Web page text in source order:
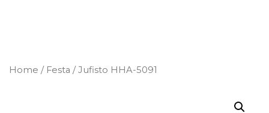
Home / Festa / Jufisto HHA-5091